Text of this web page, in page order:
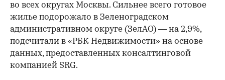
во всех округах Москвы. Сильнее всего готовое
жилье подорожало в Зеленоградском
административном округе (ЗелАО) — на 2,9%,
подсчитали в «РБК Недвижимости» на основе
данных, предоставленных консалтинговой
компанией SRG.